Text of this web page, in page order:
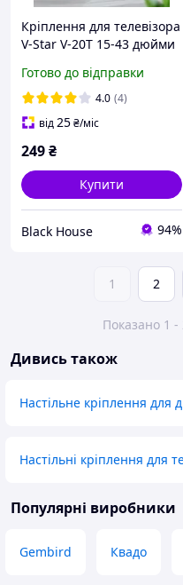
Кріплення для телевізора
V-Star V-20T 15-43 дюйми
Готово до відправки
4.0 (4)
від25₴/міс
249₴
Купити
Black House 94%
1 2
Показано 1 -
Дивись також
Настільне кріплення для
Настільні кріплення для
Популярні виробники
Gembird Квадо